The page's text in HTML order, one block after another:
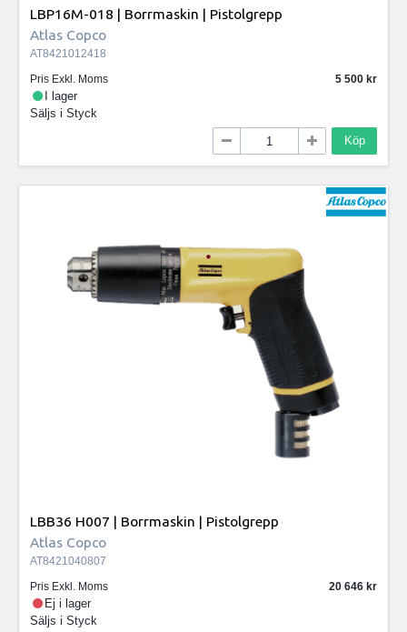
LBP16M-018 | Borrmaskin | Pistolgrepp
Atlas Copco
AT8421012418
Pris Exkl. Moms
5 500
I lager
Säljs i Styck
Köp
LBB36 H007 | Borrmaskin | Pistolgrepp
Atlas Copco
AT8421040807
Pris Exkl. Moms
20 646
Ej i lager
Säljs i Styck